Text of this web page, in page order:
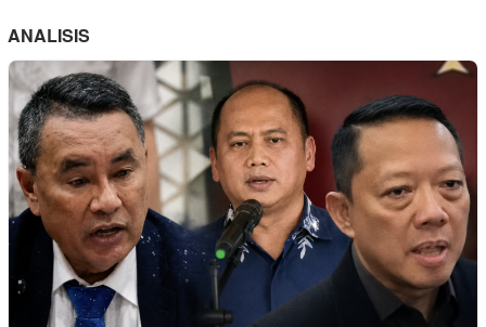
ANALISIS